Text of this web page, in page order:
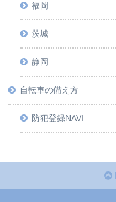
福岡
茨城
静岡
自転車の備え方
防犯登録NAVI